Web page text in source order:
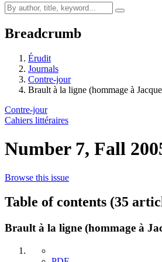
Breadcrumb
Érudit
Journals
Contre-jour
Brault à la ligne (hommage à
Contre-jour
Cahiers littéraires
Number 7, Fall
Browse this issue
Table of contents (35
Brault à la ligne (hommage à